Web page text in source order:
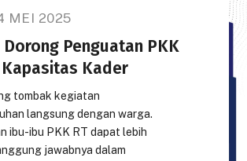
MEI 2025
Penguatan PKK
Kader
tombak kegiatan
langsung dengan warga.
ibu-ibu PKK RT dapat lebih
jawabnya dalam